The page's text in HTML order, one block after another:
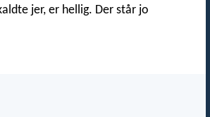
jer, er hellig. Der står jo